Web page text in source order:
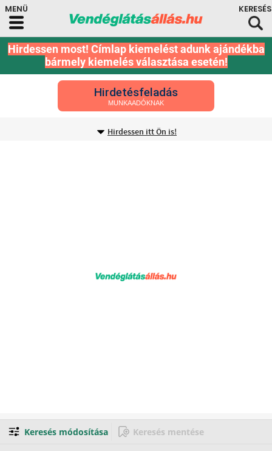
Hirdessen most! Címlap kiemelést adunk ajándékba
bármely kiemelés választása esetén!
Hirdetésfeladás
MUNKAADÓKNAK
Hirdessen itt Ön is!
Keresés módosítása Keresés mentése